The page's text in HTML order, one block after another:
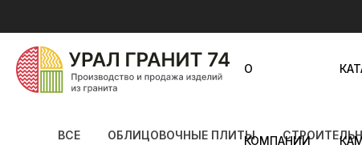
О
КОМПАНИИ
ВСЕ
ОБЛИЦОВОЧНЫЕ ПЛИТЫ